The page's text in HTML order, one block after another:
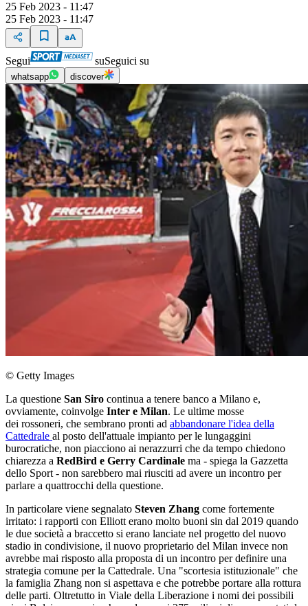
25 Feb 2023 - 11:47
25 Feb 2023 - 11:47
Segui suSeguici su
whatsapp discover
© Getty Images
La questione San Siro continua a tenere banco a Milano e,
ovviamente, coinvolge Inter e Milan. Le ultime mosse
dei rossoneri, che sembrano pronti ad abbandonare l'idea della
Cattedrale al posto dell'attuale impianto per le lungaggini
burocratiche, non piacciono ai nerazzurri che da tempo chiedono
chiarezza a RedBird e Gerry Cardinale ma - spiega la Gazzetta
dello Sport - non sarebbero mai riusciti ad avere un incontro per
parlare a quattrocchi della questione.
In particolare viene segnalato Steven Zhang come fortemente
irritato: i rapporti con Elliott erano molto buoni sin dal 2019 quando
le due società a braccetto si erano lanciate nel progetto del nuovo
stadio in condivisione, il nuovo proprietario del Milan invece non
avrebbe mai risposto alla proposta di un incontro per definire una
strategia comune per la Cattedrale. Una "scortesia istituzionale" che
la famiglia Zhang non si aspettava e che potrebbe portare alla rottura
delle parti. Oltretutto in Viale della Liberazione i nomi dei possibili